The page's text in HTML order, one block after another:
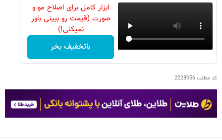
ابزار کامل برای اصلاح مو و
صورت (قیمت رو ببینی باور
نمیکنی!)
باتخفیف بخر
کد مطلب2228056